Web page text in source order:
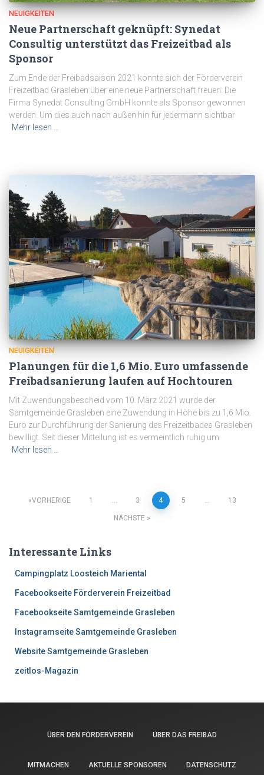
NEUIGKEITEN
Neue Partnerschaft geknüpft: Synedat
Consultig unterstützt das Freizeitbad als
Sponsor
Zum Ende der Freibadsaison 2021 konnte sich der Förderverein
Freizeitbad Grasleben über eine neue Partnerschaft freuen: Die
Firma Synedat Consulting GmbH konnte als Sponsor gewonnen
werden. Um dies auch nach außen hin für jedermann sichtbar
Mehr lesen …
NEUIGKEITEN
Planungen für die 1,6 Mio. Euro umfassende
Freibadsanierung laufen auf Hochtouren
Mit Zuwendungsbescheid vom 10. März 2021 wurde der
Samtgemeinde Grasleben eine Zuwendung in Höhe bis zu 1,6 Mio.
Euro zur Durchführung der Sanierung des Freizeitbades Grasleben
bewilligt. Seit dieser Mitteilung ist es vermeintlich ruhig um
Mehr lesen …
Navigation
VORHERIGE 1 3 4 5 13
NÄCHSTE
Interessante Links
Campingplatz Loosteich Mariental
Facebookseite Förderverein Freizeitbad
Facebookseite Samtgemeinde Grasleben
Instagramseite Samtgemeinde Grasleben
Website Samtgemeinde Grasleben
zeitlos-Magazin
ÜBER DEN FÖRDERVEREIN ÜBER DAS FREIBAD
MITMACHEN AKTUELLE SPONSOREN DATENSCHUTZ